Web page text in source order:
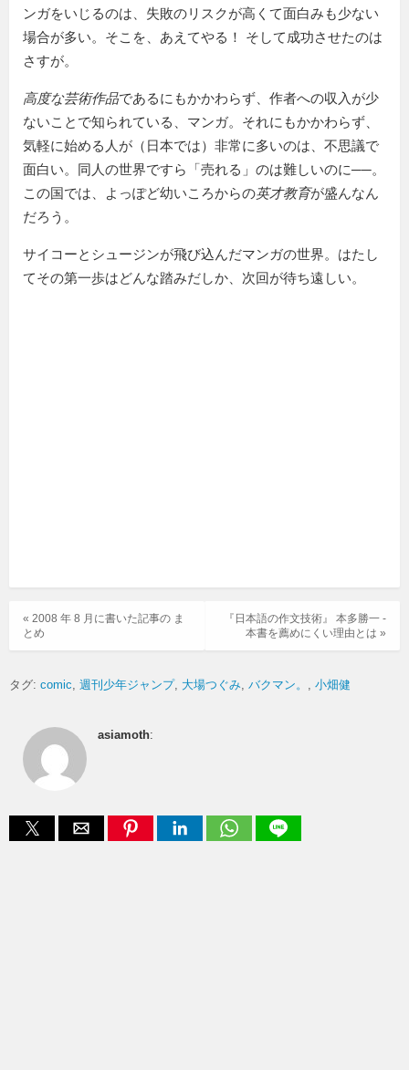
ンガをいじるのは、失敗のリスクが高くて面白みも少ない
場合が多い。そこを、あえてやる！ そして成功させたのは
さすが。
高度な芸術作品であるにもかかわらず、作者への収入が少
ないことで知られている、マンガ。それにもかかわらず、
気軽に始める人が（日本では）非常に多いのは、不思議で
面白い。同人の世界ですら「売れる」のは難しいのに──。
この国では、よっぽど幼いころからの英才教育が盛んなん
だろう。
サイコーとシュージンが飛び込んだマンガの世界。はたし
てその第一歩はどんな踏みだしか、次回が待ち遠しい。
『日本語の作文技術』 本多勝一 -
本書を薦めにくい理由とは »
« 2008 年 8 月に書いた記事の ま
とめ
タグ: comic 週刊少年ジャンプ 大場つぐみ バクマン。 小畑健
asiamoth: